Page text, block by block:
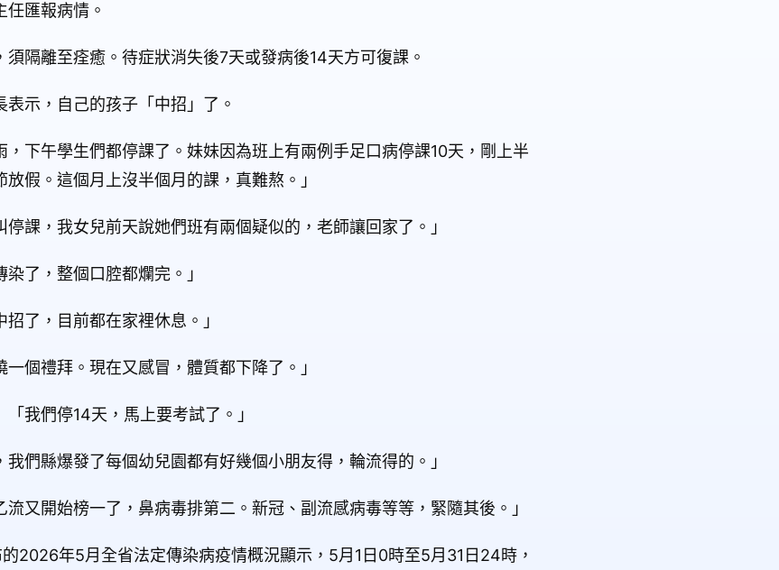
匯報病情。
隔離至痊癒。待症狀消失後7天或發病後14天方可復課。
示，自己的孩子「中招」了。
下午學生們都停課了。妹妹因為班上有兩例手足口病停課10天，剛上半
假。這個月上沒半個月的課，真難熬。」
停課，我女兒前天說她們班有兩個疑似的，老師讓回家了。」
了，整個口腔都爛完。」
了，目前都在家裡休息。」
個禮拜。現在又感冒，體質都下降了。」
我們停14天，馬上要考試了。」
我們縣爆發了每個幼兒園都有好幾個小朋友得，輪流得的。」
流又開始榜一了，鼻病毒排第二。新冠、副流感病毒等等，緊隨其後。」
2026年5月全省法定傳染病疫情概況顯示，5月1日0時至5月31日24時，